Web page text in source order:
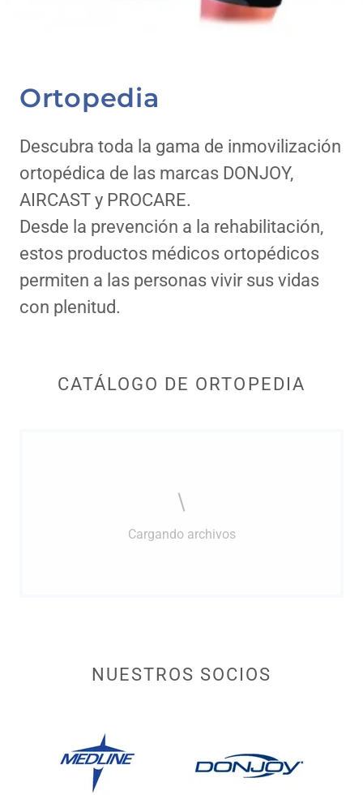
Ortopedia
Descubra toda la gama de inmovilización
ortopédica de las marcas DONJOY,
AIRCAST y PROCARE.
Desde la prevención a la rehabilitación,
estos productos médicos ortopédicos
permiten a las personas vivir sus vidas
con plenitud.
CATÁLOGO DE ORTOPEDIA
Cargando archivos
NUESTROS SOCIOS